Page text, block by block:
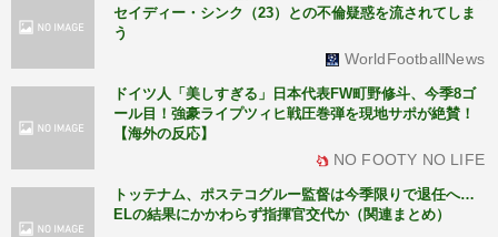
セイディー・シンク（23）との不倫疑惑を流されてしま
う
WorldFootballNews
ドイツ人「美しすぎる」日本代表FW町野修斗、今季8ゴ
ール目！強豪ライプツィヒ戦圧巻弾を現地サポが絶賛！
【海外の反応】
NO FOOTY NO LIFE
トッテナム、ポステコグルー監督は今季限りで退任へ…
ELの結果にかかわらず指揮官交代か（関連まとめ）